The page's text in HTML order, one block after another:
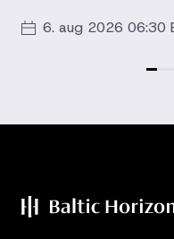
6. aug 2026 06:30